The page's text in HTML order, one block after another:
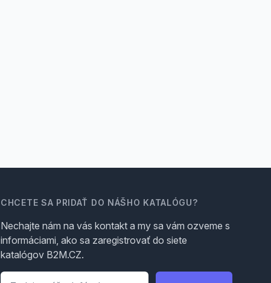
CHCETE SA PRIDAŤ DO NÁŠHO KATALÓGU?
Nechajte nám na vás kontakt a my sa vám ozveme s
informáciami, ako sa zaregistrovať do siete
katalógov B2M.CZ.
Telefón